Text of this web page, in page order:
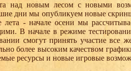
над новым лесом с новыми
дни мы опубликуем новые
лета - начале осени мы
В начале в режиме
смогут принять участие все
более высоким качеством
ресурсы и новые игровые